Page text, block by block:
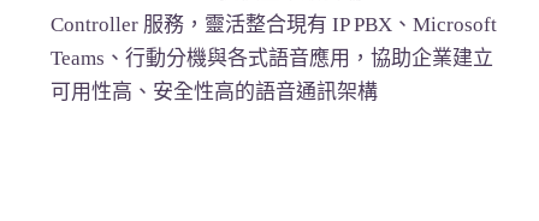
Controller 服務，靈活整合現有 IP PBX、Microsoft
Teams、行動分機與各式語音應用，協助企業建立
可用性高、安全性高的語音通訊架構